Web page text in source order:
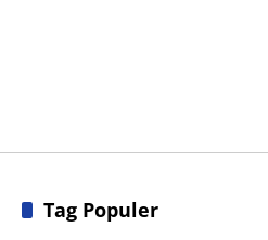
Tag Populer